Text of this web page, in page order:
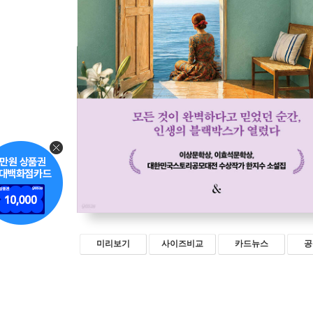
미리보기 사이즈비교 카드뉴스